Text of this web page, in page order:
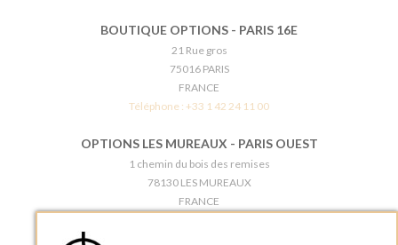
BOUTIQUE OPTIONS - PARIS 16E
21 Rue gros
75016 PARIS
FRANCE
Téléphone : +33 1 42 24 11 00
OPTIONS LES MUREAUX - PARIS OUEST
1 chemin du bois des remises
78130 LES MUREAUX
FRANCE